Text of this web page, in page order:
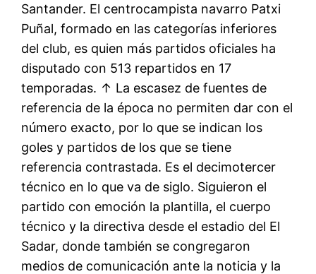
Santander. El centrocampista navarro Patxi
Puñal, formado en las categorías inferiores
del club, es quien más partidos oficiales ha
disputado con 513 repartidos en 17
temporadas. ↑ La escasez de fuentes de
referencia de la época no permiten dar con el
número exacto, por lo que se indican los
goles y partidos de los que se tiene
referencia contrastada. Es el decimotercer
técnico en lo que va de siglo. Siguieron el
partido con emoción la plantilla, el cuerpo
técnico y la directiva desde el estadio del El
Sadar, donde también se congregaron
medios de comunicación ante la noticia y la